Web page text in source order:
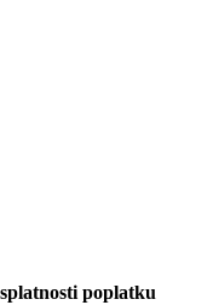
poplatku